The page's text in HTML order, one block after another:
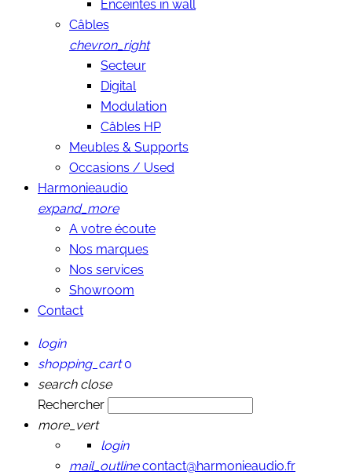
Enceintes in wall
Câbles
chevron_right
Secteur
Digital
Modulation
Câbles HP
Meubles & Supports
Occasions / Used
Harmonieaudio
expand_more
A votre écoute
Nos marques
Nos services
Showroom
Contact
login
shopping_cart 0
search close
Rechercher
more_vert
login
mail_outline contact@harmonieaudio.fr